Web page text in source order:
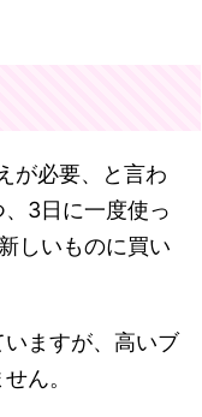
が必要、と言わ
3日に一度使っ
しいものに買い
ますが、高いブ
ん。